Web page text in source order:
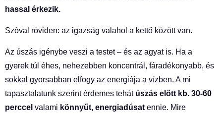
hassal érkezik.
Szóval röviden: az igazság valahol a kettő között van.
Az úszás igénybe veszi a testet – és az agyat is. Ha a
gyerek túl éhes, nehezebben koncentrál, fáradékonyabb, és
sokkal gyorsabban elfogy az energiája a vízben. A mi
tapasztalatunk szerint érdemes tehát úszás előtt kb. 30-60
perccel valami könnyűt, energiadúsat ennie. Mire